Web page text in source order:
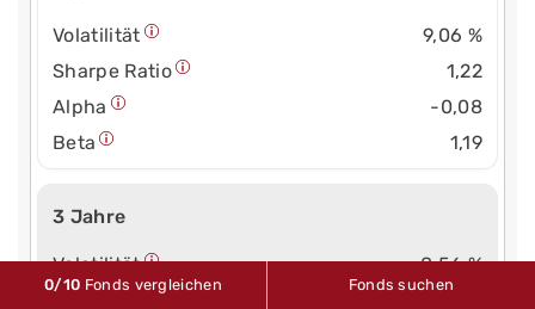
Volatilität
9,06 %
Sharpe Ratio
1,22
Alpha
-0,08
Beta
1,19
3 Jahre
Volatilität
8,56 %
Sharpe Ratio
0/10 Fonds vergleichen Fonds suchen